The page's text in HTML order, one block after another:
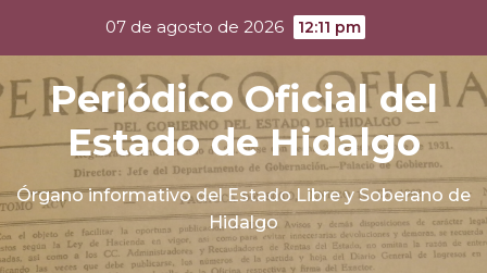
content
07 de agosto de 2026 12:11 pm
Periódico Oficial del
Estado de Hidalgo
Órgano informativo del Estado Libre y Soberano de
Hidalgo